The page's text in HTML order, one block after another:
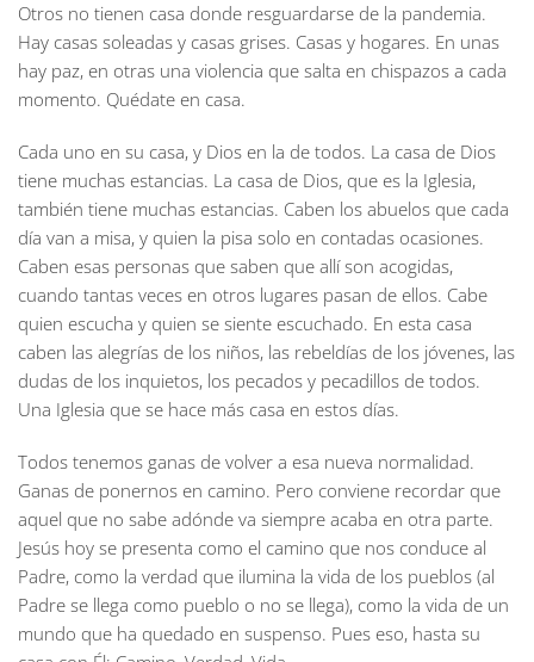
Otros no tienen casa donde resguardarse de la pandemia.
Hay casas soleadas y casas grises. Casas y hogares. En unas
hay paz, en otras una violencia que salta en chispazos a cada
momento. Quédate en casa.
Cada uno en su casa, y Dios en la de todos. La casa de Dios
tiene muchas estancias. La casa de Dios, que es la Iglesia,
también tiene muchas estancias. Caben los abuelos que cada
día van a misa, y quien la pisa solo en contadas ocasiones.
Caben esas personas que saben que allí son acogidas,
cuando tantas veces en otros lugares pasan de ellos. Cabe
quien escucha y quien se siente escuchado. En esta casa
caben las alegrías de los niños, las rebeldías de los jóvenes, las
dudas de los inquietos, los pecados y pecadillos de todos.
Una Iglesia que se hace más casa en estos días.
Todos tenemos ganas de volver a esa nueva normalidad.
Ganas de ponernos en camino. Pero conviene recordar que
aquel que no sabe adónde va siempre acaba en otra parte.
Jesús hoy se presenta como el camino que nos conduce al
Padre, como la verdad que ilumina la vida de los pueblos (al
Padre se llega como pueblo o no se llega), como la vida de un
mundo que ha quedado en suspenso. Pues eso, hasta su